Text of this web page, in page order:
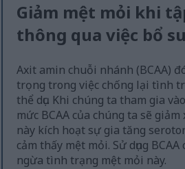
Giảm mệt mỏi khi
thông qua việc bổ
Axit amin chuỗi nhánh (BCAA)
trọng trong việc chống lại tình
thể dục. Khi chúng ta tham gia
mức BCAA của chúng ta sẽ giảm
này kích hoạt sự gia tăng
cảm thấy mệt mỏi. Sử dụng
ngừa tình trạng mệt mỏi này.